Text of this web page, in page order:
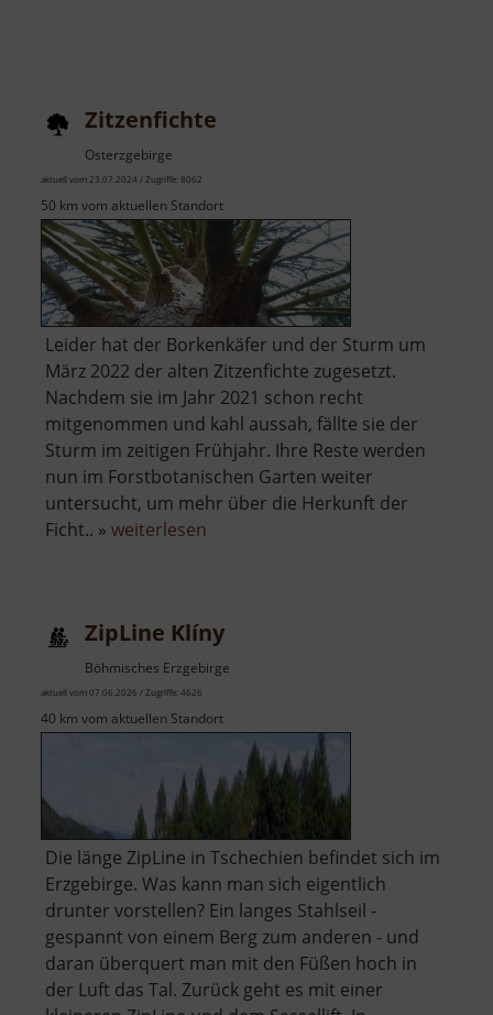
Zitzenfichte
Osterzgebirge
aktuell vom 23.07.2024 / Zugriffe: 8062
50 km vom aktuellen Standort
Leider hat der Borkenkäfer und der Sturm um
März 2022 der alten Zitzenfichte zugesetzt.
Nachdem sie im Jahr 2021 schon recht
mitgenommen und kahl aussah, fällte sie der
Sturm im zeitigen Frühjahr. Ihre Reste werden
nun im Forstbotanischen Garten weiter
untersucht, um mehr über die Herkunft der
Ficht.. » weiterlesen
ZipLine Klíny
Böhmisches Erzgebirge
aktuell vom 07.06.2026 / Zugriffe: 4626
40 km vom aktuellen Standort
Die länge ZipLine in Tschechien befindet sich im
Erzgebirge. Was kann man sich eigentlich
drunter vorstellen? Ein langes Stahlseil -
gespannt von einem Berg zum anderen - und
daran überquert man mit den Füßen hoch in
der Luft das Tal. Zurück geht es mit einer